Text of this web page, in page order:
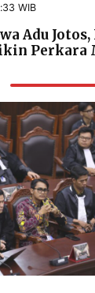
WIB
Adu Jotos,
Perkara